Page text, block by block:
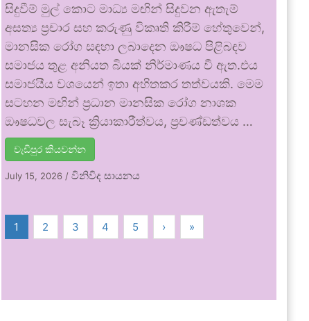
සිදුවීම් මුල් කොට මාධ්‍ය මඟින් සිදුවන ඇතැම්
අසත්‍ය ප්‍රචාර සහ කරුණු විකෘති කිරීම් හේතුවෙන්,
මානසික රෝග සඳහා ලබාදෙන ඖෂධ පිළිබඳව
සමාජය තුළ අනියත බියක් නිර්මාණය වී ඇත.එය
සමාජයීය වශයෙන් ඉතා අහිතකර තත්වයකි. මෙම
සටහන මඟින් ප්‍රධාන මානසික රෝග නාශක
ඖෂධවල සැබෑ ක්‍රියාකාරීත්වය, ප්‍රචණ්ඩත්වය …
වැඩිපුර කියවන්න
July 15, 2026 /විනිවිද සායනය
1 2 3 4 5 › »